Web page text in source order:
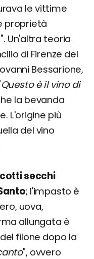
le vittime
proprietà
Un'altra teoria
di Firenze del
Bessarione,
Questo è il vino di
la bevanda
L'origine più
del vino
secchi
; l'impasto è
uova,
allungata è
filone dopo la
", ovvero